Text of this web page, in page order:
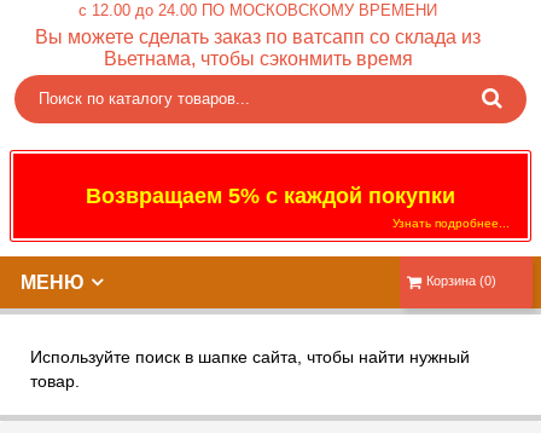
c 12.00 до 24.00 ПО МОСКОВСКОМУ ВРЕМЕНИ
Вы можете сделать заказ по ватсапп со склада из
Вьетнама, чтобы сэконмить время
Возвращаем 5% с каждой покупки
Узнать подробнее...
Корзина (0)
МЕНЮ
Используйте поиск в шапке сайта, чтобы найти нужный
товар.